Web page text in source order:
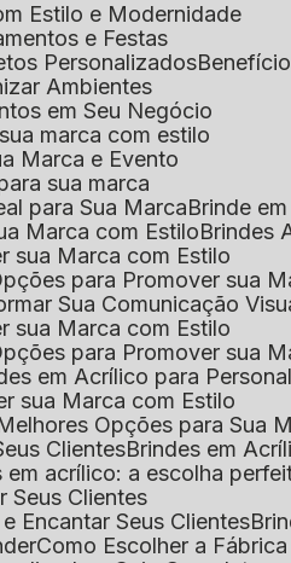
Estilo e Modernidade
e Festas
Personalizados
Ambientes
em Seu Negócio
marca com estilo
Marca e Evento
sua marca
para Sua Marca
Brinde
Marca com Estilo
sua Marca com Estilo
para Promover sua
Sua Comunicação
sua Marca com Estilo
para Promover sua
em Acrílico para
sua Marca com Estilo
Opções para Sua
Clientes
Brindes em
em acrílico: a escolha
Seus Clientes
Encantar Seus Clientes
Como Escolher a